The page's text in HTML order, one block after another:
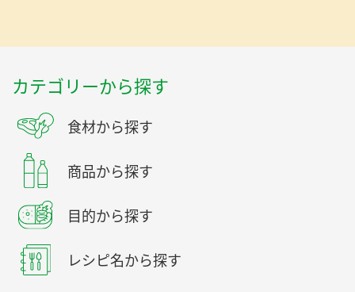
カテゴリーから探す
食材から探す
商品から探す
目的から探す
レシピ名から探す